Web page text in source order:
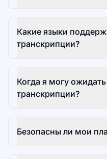
Какие языки
транскрипции?
Когда я могу
транскрипции?
Безопасны ли мои